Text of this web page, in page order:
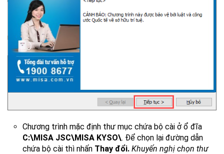
Chương trình mặc định thư mục chứa bộ cài ở ổ đĩa
C:\MISA JSC\MISA KYSO\. Để chọn lại đường dẫn
chứa bộ cài thì nhấn Thay đổi. Khuyến nghị chọn thư